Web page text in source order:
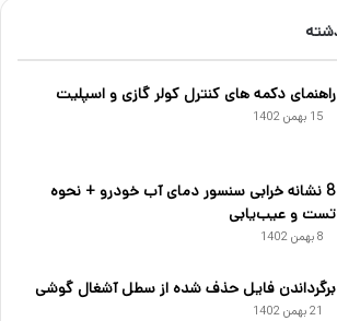
راهنمای دکمه های کنترل کولر گازی و اسپلیت
15 بهمن 1402
8 نشانه خرابی سنسور دمای آب خودرو + نحوه
تست و عیب‌یابی
8 بهمن 1402
برگرداندن فایل حذف شده از سطل آشغال گوشی
21 بهمن 1402